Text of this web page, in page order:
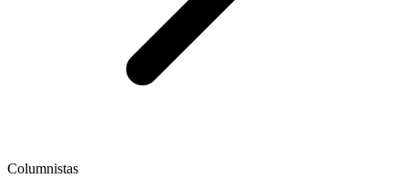
Columnistas